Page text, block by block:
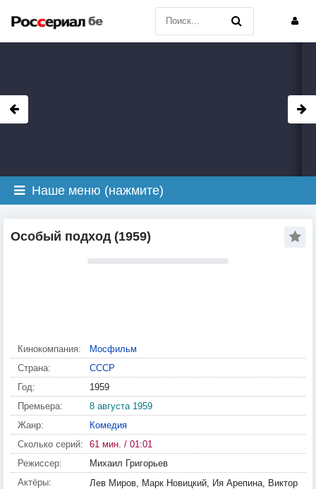
Наше меню (нажмите)
Особый подход (1959)
Кинокомпания:
Мосфильм
Страна:
СССР
Год:
1959
Премьера:
8 августа 1959
Жанр:
Комедия
Сколько серий:
61 мин. / 01:01
Режиссер:
Михаил Григорьев
Актёры:
Лев Миров, Марк Новицкий, Ия Арепина, Виктор